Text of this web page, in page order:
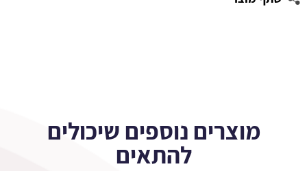
מוצרים נוספים שיכולים
להתאים